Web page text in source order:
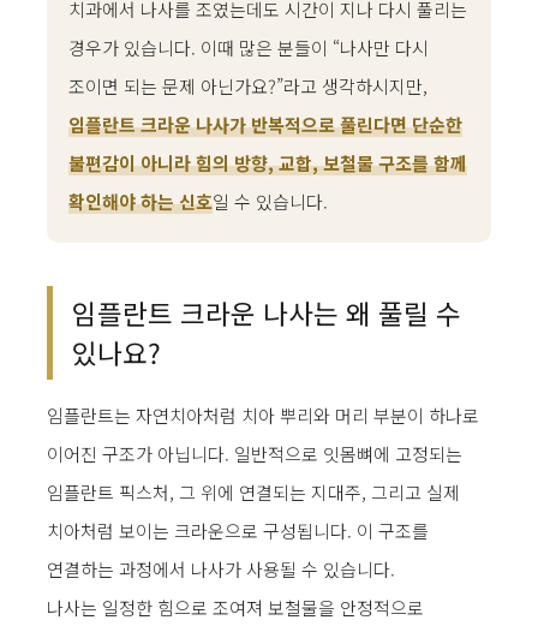
치과에서 나사를 조였는데도 시간이 지나 다시 풀리는
경우가 있습니다. 이때 많은 분들이 “나사만 다시
조이면 되는 문제 아닌가요?”라고 생각하시지만,
임플란트 크라운 나사가 반복적으로 풀린다면 단순한
불편감이 아니라 힘의 방향, 교합, 보철물 구조를 함께
확인해야 하는 신호일 수 있습니다.
임플란트 크라운 나사는 왜 풀릴 수
있나요?
임플란트는 자연치아처럼 치아 뿌리와 머리 부분이 하나로
이어진 구조가 아닙니다. 일반적으로 잇몸뼈에 고정되는
임플란트 픽스처, 그 위에 연결되는 지대주, 그리고 실제
치아처럼 보이는 크라운으로 구성됩니다. 이 구조를
연결하는 과정에서 나사가 사용될 수 있습니다.
나사는 일정한 힘으로 조여져 보철물을 안정적으로